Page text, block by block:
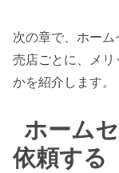
次の章で、ホー
売店ごとに、メ
かを紹介します。
ホーム
依頼する